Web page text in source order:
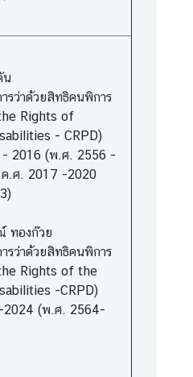
น
รว่าด้วยสิทธิคนพิการ
Rights of
- CRPD)
- 2016 (พ.ศ. 2556 -
ค.ศ. 2017 -2020
ทองก๊วย
รว่าด้วยสิทธิคนพิการ
Rights of the
-CRPD)
2024 (พ.ศ. 2564-